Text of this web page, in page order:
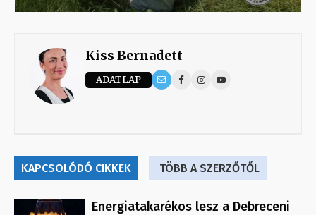
Kiss Bernadett
ADATLAP
KAPCSOLÓDÓ CIKKEK TÖBB A SZERZŐTŐL
Energiatakarékos lesz a Debreceni